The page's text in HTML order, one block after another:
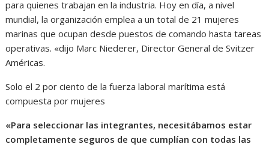
para quienes trabajan en la industria. Hoy en día, a nivel
mundial, la organización emplea a un total de 21 mujeres
marinas que ocupan desde puestos de comando hasta tareas
operativas. «dijo Marc Niederer, Director General de Svitzer
Américas.
Solo el 2 por ciento de la fuerza laboral marítima está
compuesta por mujeres
«Para seleccionar las integrantes, necesitábamos estar
completamente seguros de que cumplían con todas las